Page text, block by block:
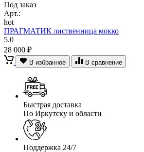
Под заказ
Арт.:
hot
ПРАГМАТИК лиственница мокко
5.0
28 000 ₽
В избранное В сравнение
Быстрая доставка
По Иркутску и области
Поддержка 24/7